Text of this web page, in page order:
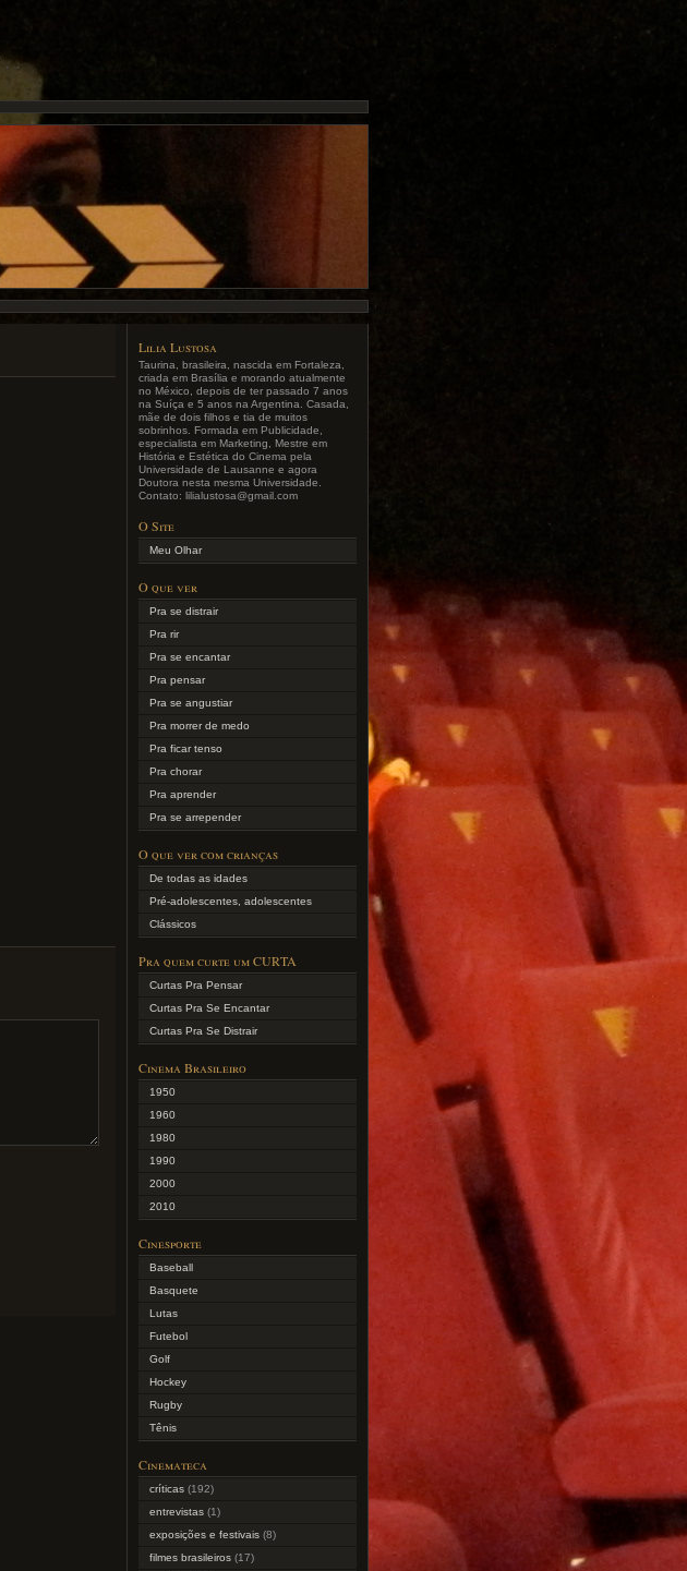
Lilia Lustosa
Taurina, brasileira, nascida em Fortaleza,
criada em Brasília e morando atualmente
no México, depois de ter passado 7 anos
na Suíça e 5 anos na Argentina. Casada,
mãe de dois filhos e tia de muitos
sobrinhos. Formada em Publicidade,
especialista em Marketing, Mestre em
História e Estética do Cinema pela
Universidade de Lausanne e agora
Doutora nesta mesma Universidade.
Contato: lilialustosa@gmail.com
O Site
Meu Olhar
O que ver
Pra se distrair
Pra rir
Pra se encantar
Pra pensar
Pra se angustiar
Pra morrer de medo
Pra ficar tenso
Pra chorar
Pra aprender
Pra se arrepender
O que ver com crianças
De todas as idades
Pré-adolescentes, adolescentes
Clássicos
Pra quem curte um CURTA
Curtas Pra Pensar
Curtas Pra Se Encantar
Curtas Pra Se Distrair
Cinema Brasileiro
1950
1960
1980
1990
2000
2010
Cinesporte
Baseball
Basquete
Lutas
Futebol
Golf
Hockey
Rugby
Tênis
Cinemateca
críticas (192)
entrevistas (1)
exposições e festivais (8)
filmes brasileiros (17)